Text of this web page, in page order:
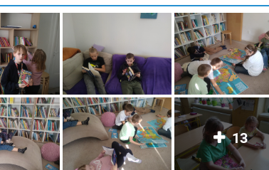
13